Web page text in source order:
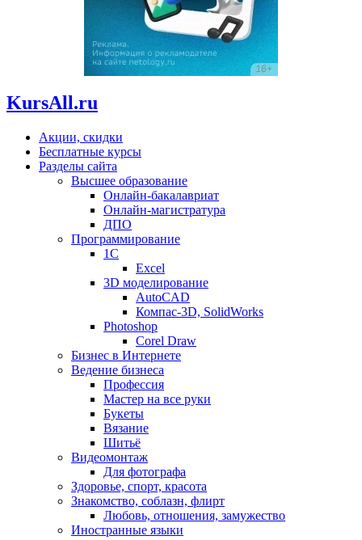
KursAll.ru
Акции, скидки
Бесплатные курсы
Разделы сайта
Высшее образование
Онлайн-бакалавриат
Онлайн-магистратура
ДПО
Программирование
1С
Excel
3D моделирование
AutoCAD
Компас-3D, SolidWorks
Photoshop
Corel Draw
Бизнес в Интернете
Ведение бизнеса
Профессия
Мастер на все руки
Букеты
Вязание
Шитьё
Видеомонтаж
Для фотографа
Здоровье, спорт, красота
Знакомство, соблазн, флирт
Любовь, отношения, замужество
Иностранные языки